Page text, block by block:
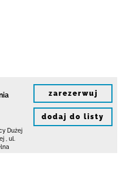
Dużej
ul.
zarezerwuj
dodaj do listy